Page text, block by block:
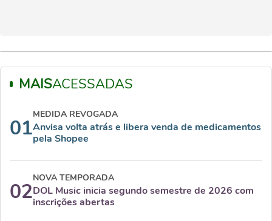
MAISACESSADAS
01
MEDIDA REVOGADA
Anvisa volta atrás e libera venda de medicamentos
pela Shopee
02
NOVA TEMPORADA
DOL Music inicia segundo semestre de 2026 com
inscrições abertas